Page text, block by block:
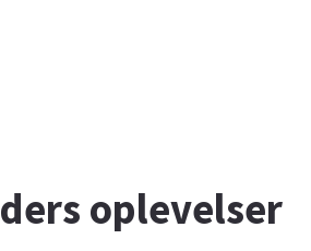
oplevelser